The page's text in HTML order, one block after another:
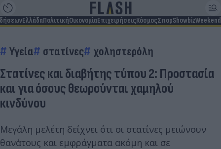
ΕλλάδαΠολιτικήΟικονομίαΕπιχειρήσειςΚόσμοςΣπορShowbizWeekend
Υγεία στατίνες χοληστερόλη
Στατίνες και διαβήτης τύπου 2: Προστασία
και για όσους θεωρούνται χαμηλού
κινδύνου
Μεγάλη μελέτη δείχνει ότι οι στατίνες μειώνουν
θανάτους και εμφράγματα ακόμη και σε